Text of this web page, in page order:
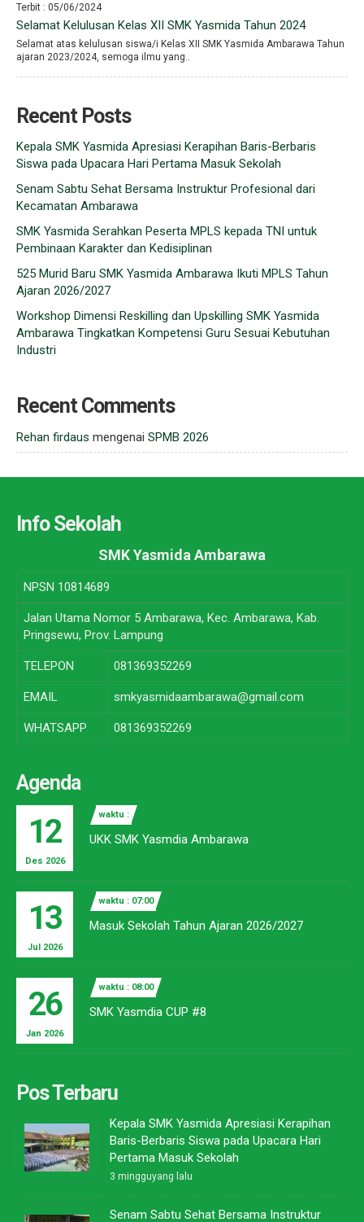
Terbit : 05/06/2024
Selamat Kelulusan Kelas XII SMK Yasmida Tahun 2024
Selamat atas kelulusan siswa/i Kelas XII SMK Yasmida Ambarawa Tahun
ajaran 2023/2024, semoga ilmu yang..
Recent Posts
Kepala SMK Yasmida Apresiasi Kerapihan Baris-Berbaris
Siswa pada Upacara Hari Pertama Masuk Sekolah
Senam Sabtu Sehat Bersama Instruktur Profesional dari
Kecamatan Ambarawa
SMK Yasmida Serahkan Peserta MPLS kepada TNI untuk
Pembinaan Karakter dan Kedisiplinan
525 Murid Baru SMK Yasmida Ambarawa Ikuti MPLS Tahun
Ajaran 2026/2027
Workshop Dimensi Reskilling dan Upskilling SMK Yasmida
Ambarawa Tingkatkan Kompetensi Guru Sesuai Kebutuhan
Industri
Recent Comments
Rehan firdaus mengenai SPMB 2026
Info Sekolah
SMK Yasmida Ambarawa
NPSN 10814689
Jalan Utama Nomor 5 Ambarawa, Kec. Ambarawa, Kab.
Pringsewu, Prov. Lampung
TELEPON 081369352269
EMAIL smkyasmidaambarawa@gmail.com
WHATSAPP 081369352269
Agenda
12
Des 2026
waktu :
UKK SMK Yasmdia Ambarawa
13
Jul 2026
waktu : 07:00
Masuk Sekolah Tahun Ajaran 2026/2027
26
Jan 2026
waktu : 08:00
SMK Yasmdia CUP #8
Pos Terbaru
Kepala SMK Yasmida Apresiasi Kerapihan
Baris-Berbaris Siswa pada Upacara Hari
Pertama Masuk Sekolah
3 mingguyang lalu
Senam Sabtu Sehat Bersama Instruktur